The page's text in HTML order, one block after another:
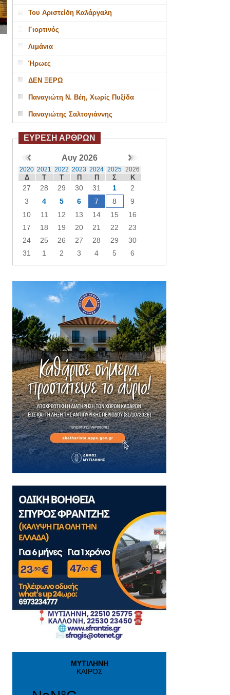
Του Αριστείδη Καλάργαλη
Γιορτινός
Λιμάνια
Ήρωες
ΔΕΝ ΞΕΡΩ
Παναγιώτη Ν. Βέη, Χωρίς Πυξίδα
Παναγιώτης Σαλτογιάννης
ΕΥΡΕΣΗ ΑΡΘΡΩΝ
Αυγ 2026
2020 2021 2022 2023 2024 2025 2026
Δ Τ Τ Π Π Σ Κ
27 28 29 30 31 1
2
3
4 5 6 7 8
9
10
11 12 13 14 15
16
17
18 19 20 21 22
23
24
25 26 27 28 29
30
31
1 2 3 4 5 6